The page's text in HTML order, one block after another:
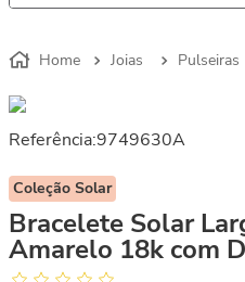
Joias Pulseiras
Referência:9749630A
Coleção Solar
Bracelete Solar
Amarelo 18k com